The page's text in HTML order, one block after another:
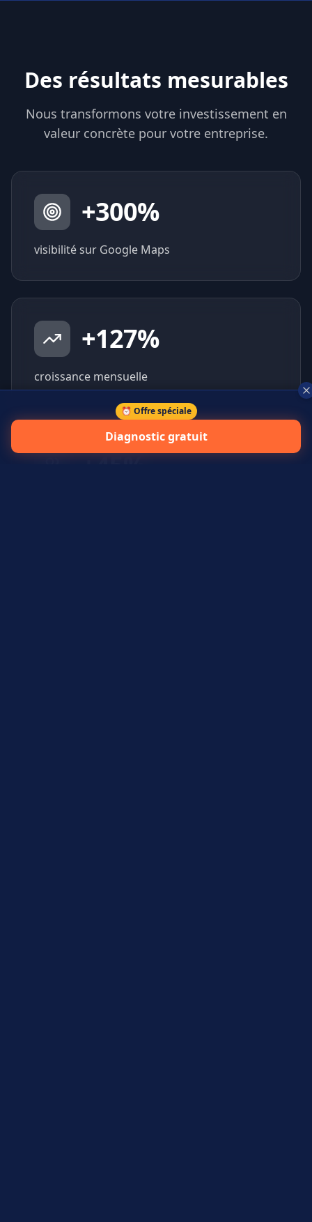
Des résultats mesurables
Nous transformons votre investissement en
valeur concrète pour votre entreprise.
+300%
visibilité sur Google Maps
+127%
croissance mensuelle
+45%
⏰ Offre spéciale
Diagnostic gratuit